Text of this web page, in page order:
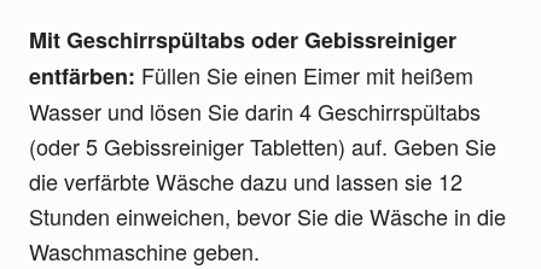
Mit Geschirrspültabs oder Gebissreiniger
entfärben: Füllen Sie einen Eimer mit heißem
Wasser und lösen Sie darin 4 Geschirrspültabs
(oder 5 Gebissreiniger Tabletten) auf. Geben Sie
die verfärbte Wäsche dazu und lassen sie 12
Stunden einweichen, bevor Sie die Wäsche in die
Waschmaschine geben.